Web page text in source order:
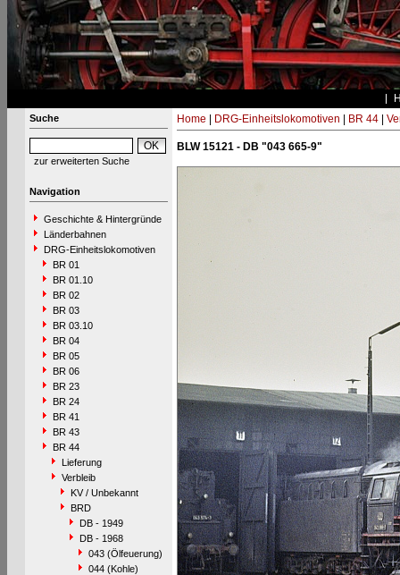
Suche
zur erweiterten Suche
Navigation
Geschichte & Hintergründe
Länderbahnen
DRG-Einheitslokomotiven
BR 01
BR 01.10
BR 02
BR 03
BR 03.10
BR 04
BR 05
BR 06
BR 23
BR 24
BR 41
BR 43
BR 44
Lieferung
Verbleib
KV / Unbekannt
BRD
DB - 1949
DB - 1968
043 (Ölfeuerung)
044 (Kohle)
Home DRG-Einheitslokomotiven BR 44|
BLW 15121 - DB "043 665-9"